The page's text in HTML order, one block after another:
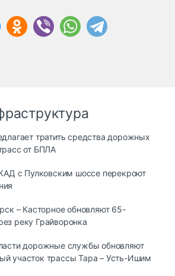
тратить средства дорожных
от БПЛА
с Пулковским шоссе перекроют
– Касторное обновляют 65-
реку Грайворонка
дорожные службы обновляют
участок трассы Тара – Усть-Ишим